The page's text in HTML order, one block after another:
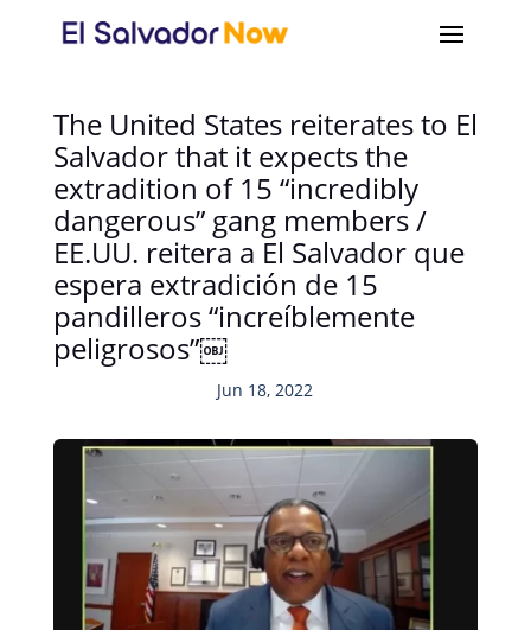
The United States reiterates to El
Salvador that it expects the
extradition of 15 “incredibly
dangerous” gang members /
EE.UU. reitera a El Salvador que
espera extradición de 15
pandilleros “increíblemente
peligrosos”￼
Jun 18, 2022